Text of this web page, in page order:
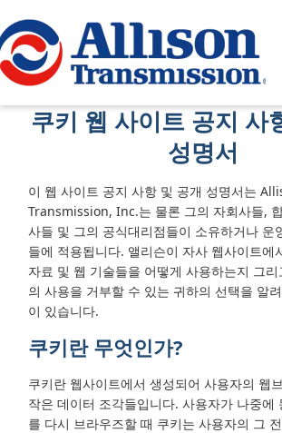
Go Home
쿠키 웹 사이트 공지 사
성명서
이 웹 사이트 공지 사항 및 공개 성명서는
Transmission, Inc.는 물론 그의 자회사들,
사들 및 그의 공식대리점들이 소유하거나 운
들에 적용됩니다. 앨리슨이 자사 웹사이트에
자료 및 웹 기술들을 어떻게 사용하는지 그
의 사용을 거부할 수 있는 귀하의 선택을 알
이 있습니다.
쿠키란 무엇인가?
쿠키란 웹사이트에서 생성되어 사용자의 웹
작은 데이터 조각들입니다. 사용자가 나중에
를 다시 브라우즈할 때 쿠키는 사용자의 그